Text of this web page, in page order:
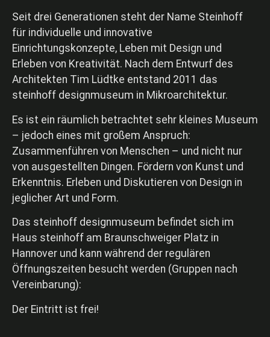
Seit drei Generationen steht der Name Steinhoff
für individuelle und innovative
Einrichtungskonzepte, Leben mit Design und
Erleben von Kreativität. Nach dem Entwurf des
Architekten Tim Lüdtke entstand 2011 das
steinhoff designmuseum in Mikroarchitektur.
Es ist ein räumlich betrachtet sehr kleines Museum
– jedoch eines mit großem Anspruch:
Zusammenführen von Menschen – und nicht nur
von ausgestellten Dingen. Fördern von Kunst und
Erkenntnis. Erleben und Diskutieren von Design in
jeglicher Art und Form.
Das steinhoff designmuseum befindet sich im
Haus steinhoff am Braunschweiger Platz in
Hannover und kann während der regulären
Öffnungszeiten besucht werden (Gruppen nach
Vereinbarung):
Der Eintritt ist frei!